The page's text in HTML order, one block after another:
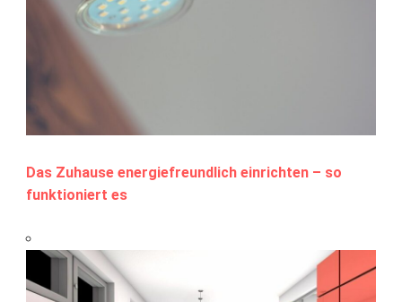
Das Zuhause energiefreundlich einrichten – so
funktioniert es